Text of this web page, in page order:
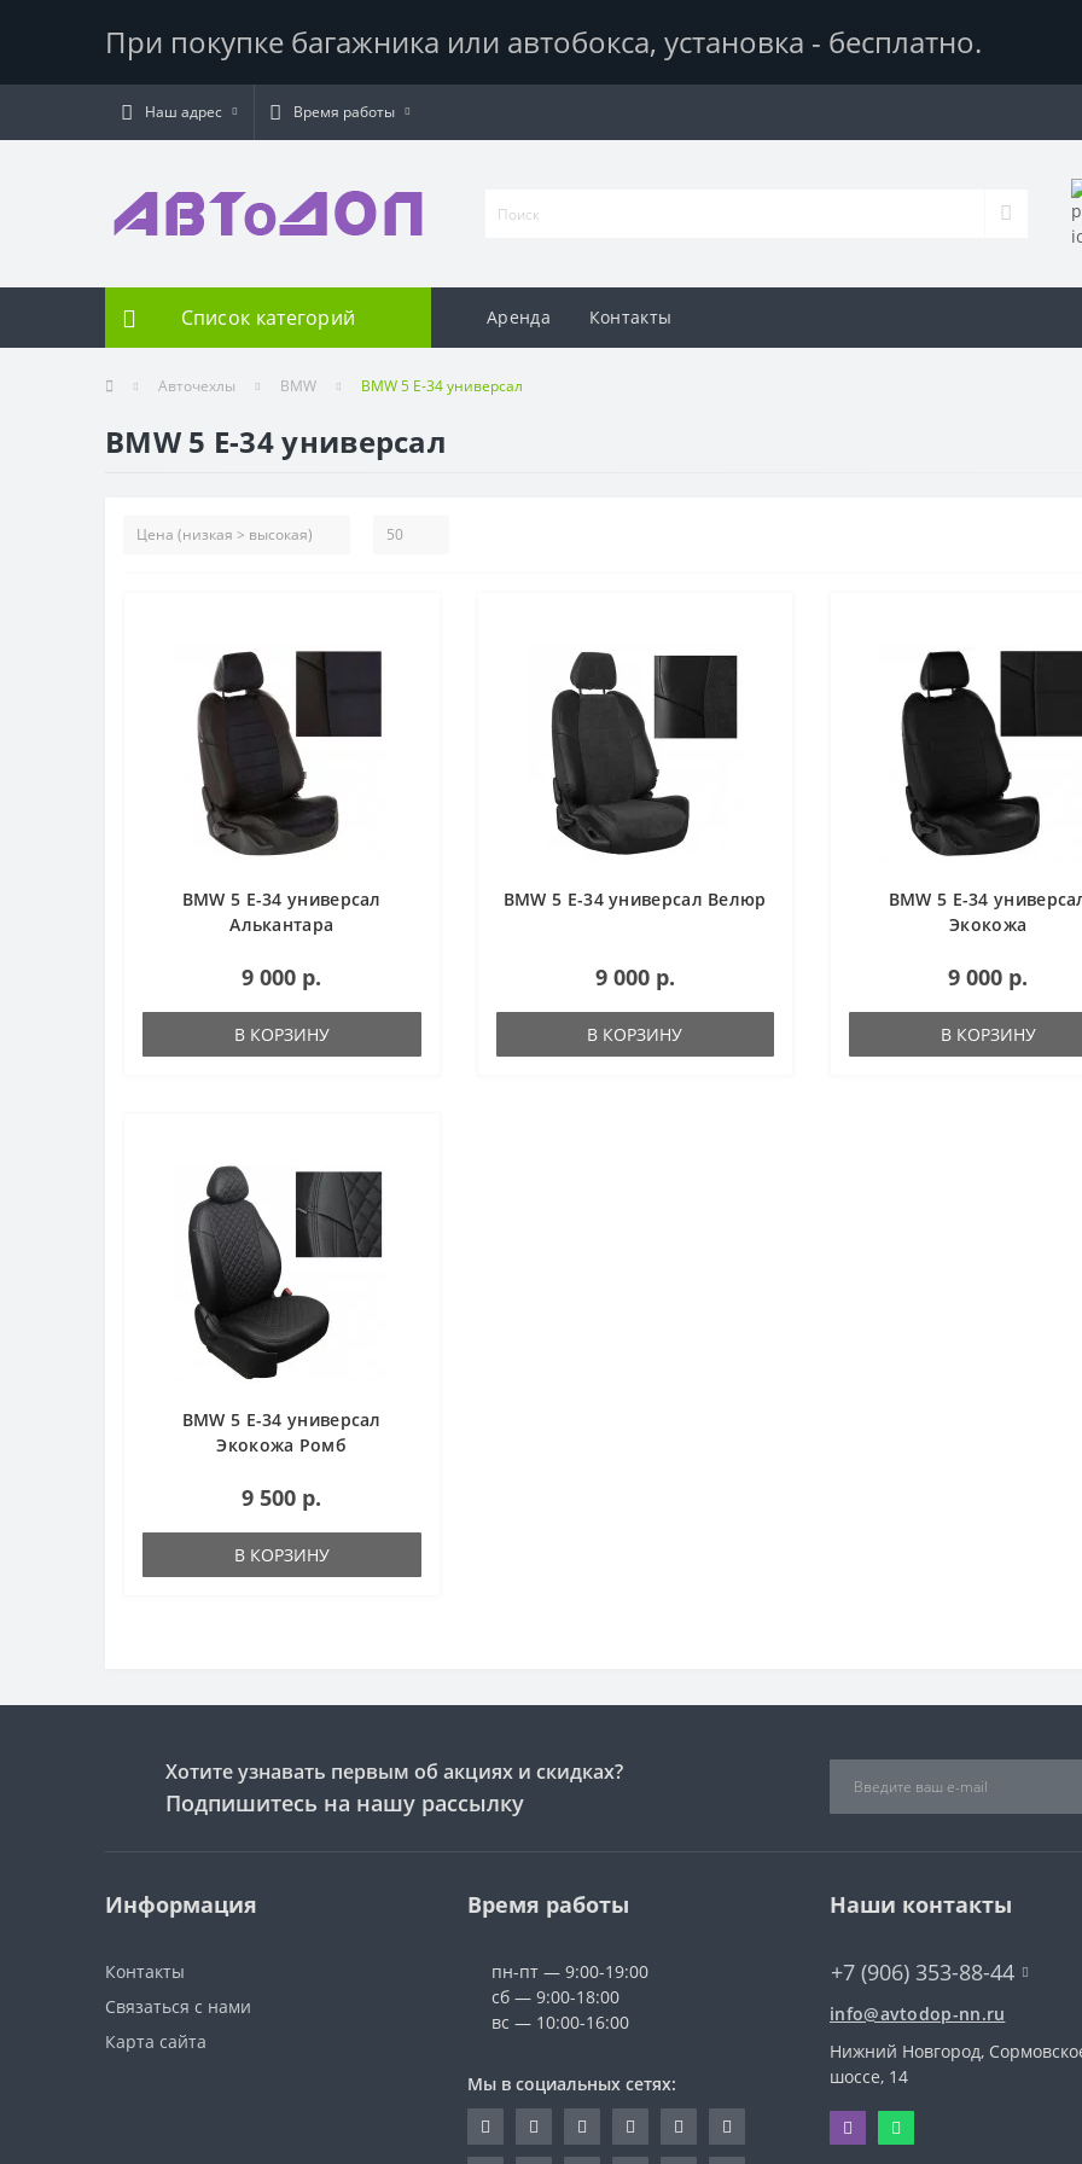
При покупке багажника или автобокса, установка - бесплатно.
Наш адрес Время работы
Список категорий Аренда Контакты
Авточехлы BMW BMW 5 Е-34 универсал
BMW 5 Е-34 универсал
BMW 5 Е-34 универсал
Алькантара
9 000 р.
В КОРЗИНУ
BMW 5 Е-34 универсал Велюр
9 000 р.
В КОРЗИНУ
BMW 5 Е-34
Экокожа
9 000 р.
В КОРЗИНУ
BMW 5 Е-34 универсал
Экокожа Ромб
9 500 р.
В КОРЗИНУ
Хотите узнавать первым об акциях и скидках?
Подпишитесь на нашу рассылку
Информация
Контакты
Связаться с нами
Карта сайта
Время работы
пн-пт — 9:00-19:00
сб — 9:00-18:00
вс — 10:00-16:00
Мы в социальных сетях:
Наши контакты
+7 (906) 353-88-44
info@avtodop-nn.ru
Нижний Новгород,
шоссе, 14